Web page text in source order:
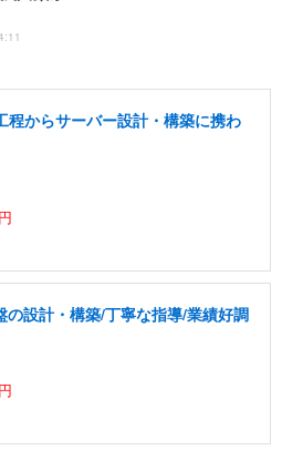
程からサーバー設計・構築に携わ
の設計・構築/丁寧な指導/業績好調